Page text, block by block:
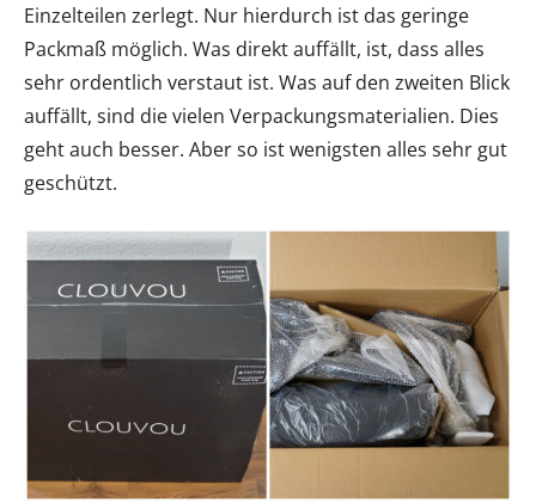
Einzelteilen zerlegt. Nur hierdurch ist das geringe
Packmaß möglich. Was direkt auffällt, ist, dass alles
sehr ordentlich verstaut ist. Was auf den zweiten Blick
auffällt, sind die vielen Verpackungsmaterialien. Dies
geht auch besser. Aber so ist wenigsten alles sehr gut
geschützt.